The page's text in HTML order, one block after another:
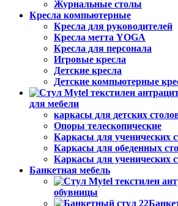
Журнальные столы
Кресла компьютерные
Кресла для руководителей
Кресла метта YOGA
Кресла для персонала
Игровые кресла
Детские кресла
Детские компьютерные
для мебели
каркасы для детских
Опоры телескопические
Каркасы для ученических
Каркасы для обеденных
Каркасы для ученических
Банкетная мебель
обувницы